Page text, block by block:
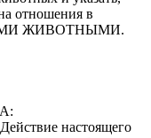
отношения в
ЖИВОТНЫМИ.
настоящего